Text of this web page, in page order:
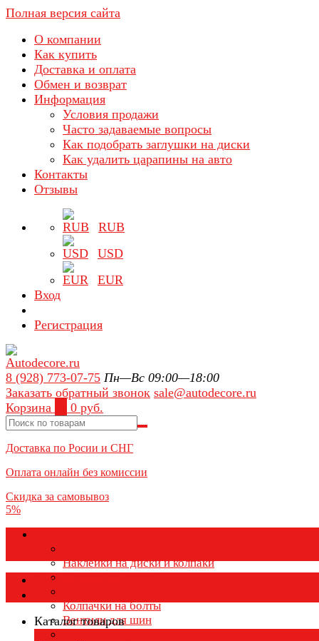
Полная версия сайта
О компании
Как купить
Доставка и оплата
Обмен и возврат
Информация
Условия продажи
Часто задаваемые вопросы
Как подобрать заглушки на диски
Как удалить царапины на авто
Контакты
Отзывы
RUB
USD
EUR
Вход
Регистрация
8 (928) 773-07-75 Пн—Вс 09:00—18:00
Заказать обратный звонок sale@autodecore.ru
Корзина
0 руб.
Доставка по Росии и СНГ
Оплата онлайн без комиссии
Скидка за самовывоз
5%
Наклейки на диски и колпаки
Колпаки на колеса
Колпачки на болты
Вентили для шин
Каталог товаров
Каталог товаров